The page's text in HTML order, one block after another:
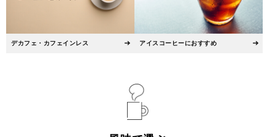
デカフェ・カフェインレス アイスコーヒーにおすすめ